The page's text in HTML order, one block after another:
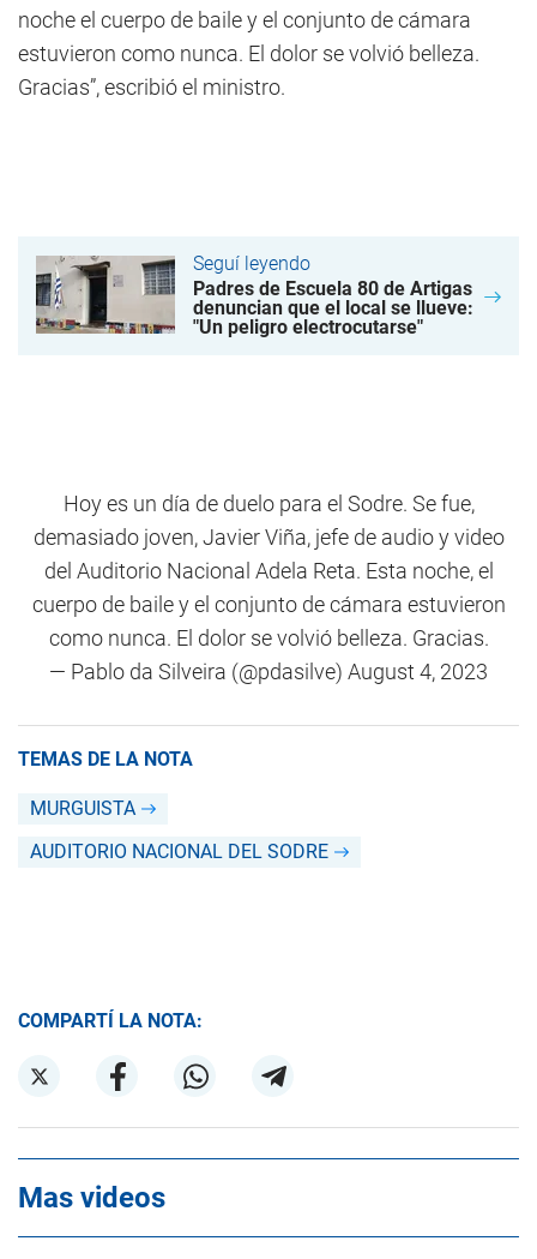
noche el cuerpo de baile y el conjunto de cámara
estuvieron como nunca. El dolor se volvió belleza.
Gracias”, escribió el ministro.
Seguí leyendo
Padres de Escuela 80 de Artigas
denuncian que el local se llueve:
"Un peligro electrocutarse"
Hoy es un día de duelo para el Sodre. Se fue,
demasiado joven, Javier Viña, jefe de audio y video
del Auditorio Nacional Adela Reta. Esta noche, el
cuerpo de baile y el conjunto de cámara estuvieron
como nunca. El dolor se volvió belleza. Gracias.
— Pablo da Silveira (@pdasilve) August 4, 2023
TEMAS DE LA NOTA
MURGUISTA
AUDITORIO NACIONAL DEL SODRE
COMPARTÍ LA NOTA:
Mas videos